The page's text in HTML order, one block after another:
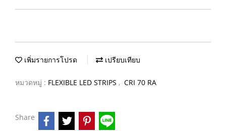
เพิ่มรายการโปรด เปรียบเทียบ
หมวดหมู่ : FLEXIBLE LED STRIPS , CRI 70 RA
Share